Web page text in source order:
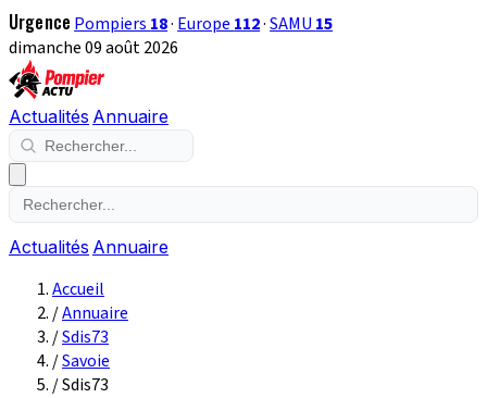
Urgence Pompiers 18· Europe 112·SAMU 15
dimanche 09 août 2026
Actualités Annuaire
Actualités Annuaire
Accueil
/Annuaire
/Sdis73
/Savoie
/Sdis73